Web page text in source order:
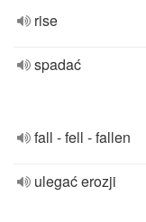
rise
spadać
fall - fell - fallen
ulegać erozji